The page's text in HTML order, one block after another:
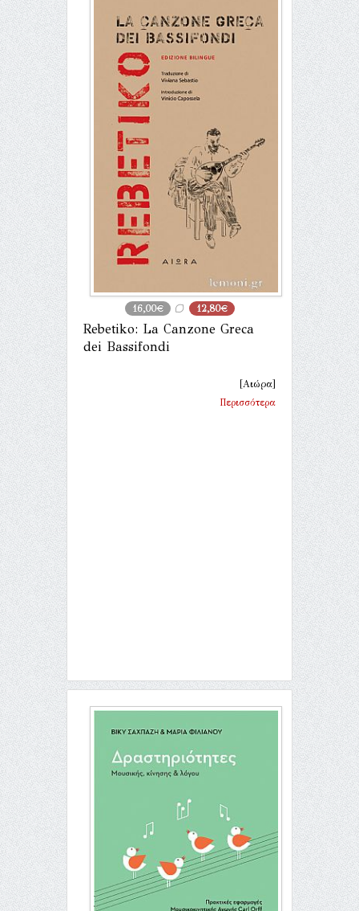
16,00€ 12,80€
Rebetiko: La Canzone Greca
dei Bassifondi
[Αιώρα]
Περισσότερα